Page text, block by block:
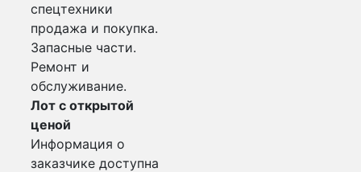
спецтехники
продажа и покупка.
Запасные части.
Ремонт и
обслуживание.
Лот с открытой
ценой
Информация о
заказчике доступна